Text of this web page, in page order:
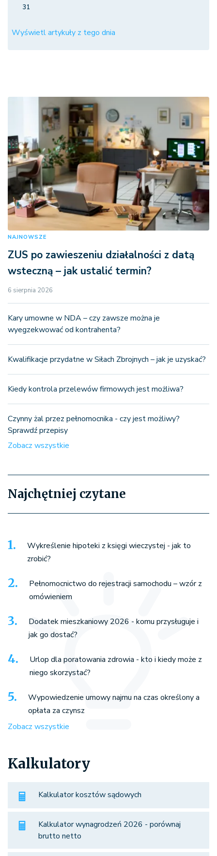
31
Wyświetl artykuły z tego dnia
NAJNOWSZE
ZUS po zawieszeniu działalności z datą
wsteczną – jak ustalić termin?
6 sierpnia 2026
Kary umowne w NDA – czy zawsze można je
wyegzekwować od kontrahenta?
Kwalifikacje przydatne w Siłach Zbrojnych – jak je uzyskać?
Kiedy kontrola przelewów firmowych jest możliwa?
Czynny żal przez pełnomocnika - czy jest możliwy?
Sprawdź przepisy
Zobacz wszystkie
Najchętniej czytane
Wykreślenie hipoteki z księgi wieczystej - jak to
zrobić?
Pełnomocnictwo do rejestracji samochodu – wzór z
omówieniem
Dodatek mieszkaniowy 2026 - komu przysługuje i
jak go dostać?
Urlop dla poratowania zdrowia - kto i kiedy może z
niego skorzystać?
Wypowiedzenie umowy najmu na czas określony a
opłata za czynsz
Zobacz wszystkie
Kalkulatory
Kalkulator kosztów sądowych
Kalkulator wynagrodzeń 2026 - porównaj
brutto netto